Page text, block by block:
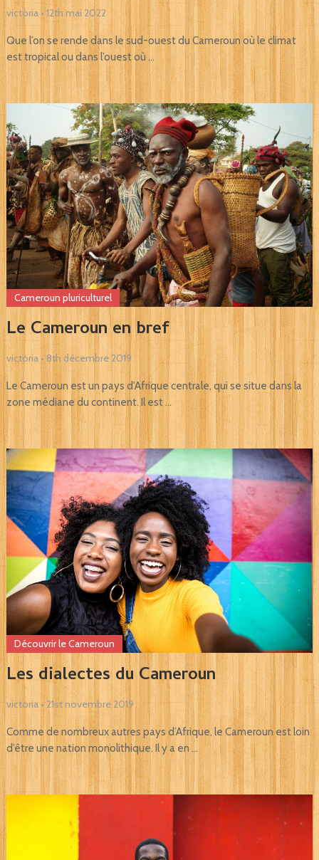
victoria•12th mai 2022
Que l’on se rende dans le sud-ouest du Cameroun où le climat
est tropical ou dans l’ouest où …
Le Cameroun en bref
Cameroun pluriculturel
victoria •8th décembre 2019
Le Cameroun est un pays d'Afrique centrale, qui se situe dans la
zone médiane du continent. Il est …
Les dialectes du Cameroun
Découvrir le Cameroun
victoria•21st novembre 2019
Comme de nombreux autres pays d’Afrique, le Cameroun est loin
d’être une nation monolithique. Il y a en …